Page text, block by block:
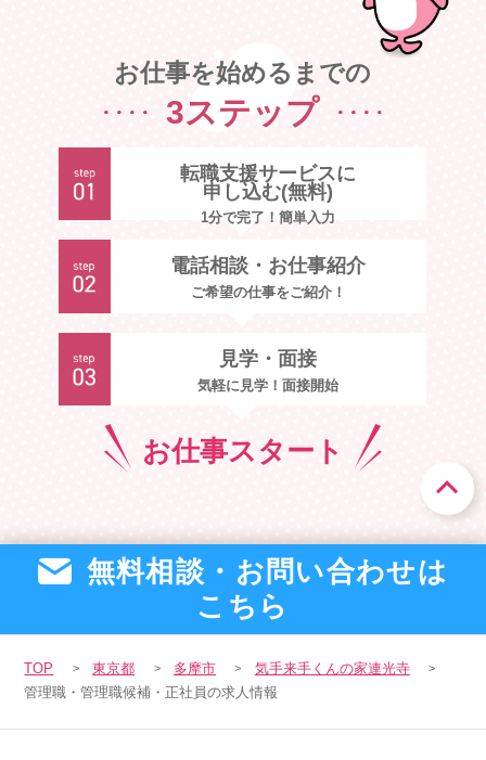
お仕事を始めるまでの
3ステップ
転職支援サービスに
申し込む(無料)
1分で完了！簡単入力
電話相談・お仕事紹介
ご希望の仕事をご紹介！
見学・面接
気軽に見学！面接開始
お仕事スタート
無料相談・お問い合わせは
こちら
TOP 東京都 多摩市
気手来手くんの家連光寺
管理職・管理職候補・正社員の求人情報